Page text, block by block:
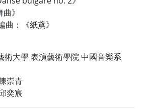
》
曲：《紙鳶》
術大學 表演藝術學院 中國音樂系
崇青
奕宸